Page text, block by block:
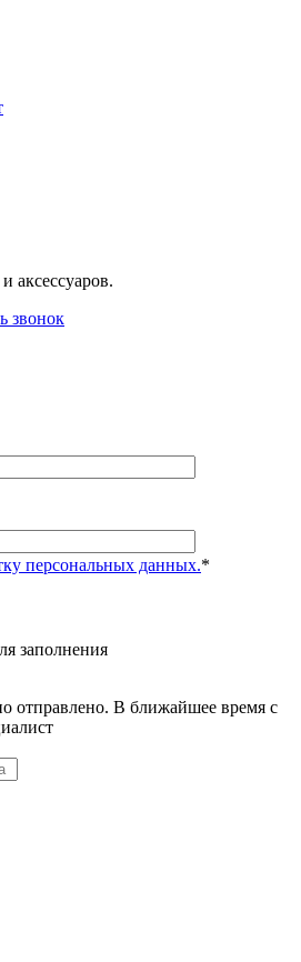
аксессуаров.
звонок
персональных данных.*
заполнения
отправлено. В ближайшее время с